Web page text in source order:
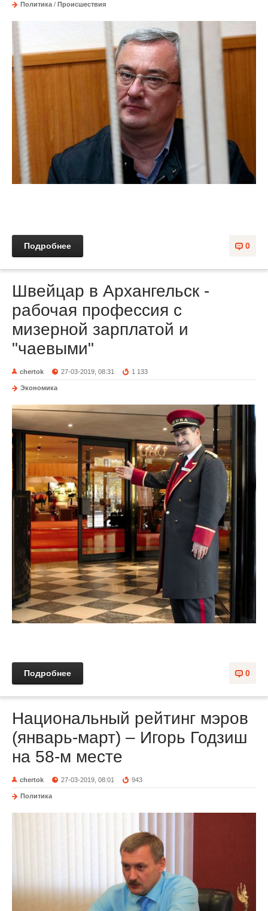
Политика / Происшествия
0
Подробнее
Швейцар в Архангельск -
рабочая профессия с
мизерной зарплатой и
"чаевыми"
chertok 27-03-2019, 08:31 1 133
Экономика
0
Подробнее
Национальный рейтинг мэров
(январь-март) – Игорь Годзиш
на 58-м месте
chertok 27-03-2019, 08:01 943
Политика